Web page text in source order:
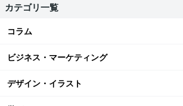
カテゴリ一覧
コラム
ビジネス・マーケティング
デザイン・イラスト